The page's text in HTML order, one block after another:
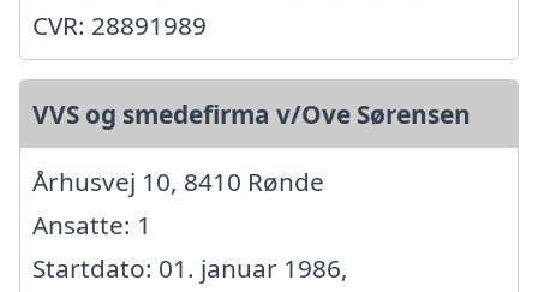
CVR: 28891989
VVS og smedefirma v/Ove Sørensen
Århusvej 10, 8410 Rønde
Ansatte: 1
Startdato: 01. januar 1986,